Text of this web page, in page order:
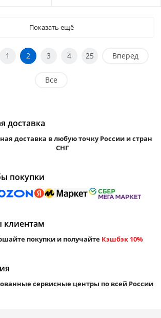
Показать ещё
1 2 3 4 25 Вперед
Все
доставка
доставка в любую точку России и стран
СНГ
покупки
клиентам
покупки и получайте Кэшбэк 10%
сервисные центры по всей России